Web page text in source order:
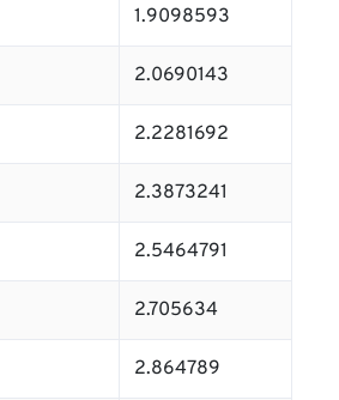
1.9098593
2.0690143
2.2281692
2.3873241
2.5464791
2.705634
2.864789